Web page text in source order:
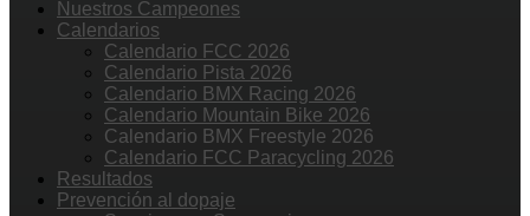
Nuestros Campeones
Calendarios
Calendario FCC 2026
Calendario Pista 2026
Calendario BMX Racing 2026
Calendario Mountain Bike 2026
Calendario BMX Freestyle 2026
Calendario FCC Paracycling 2026
Resultados
Prevención al dopaje